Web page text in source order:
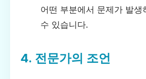
어떤 부분에서 문제가 발생
수 있습니다.
4. 전문가의 조언